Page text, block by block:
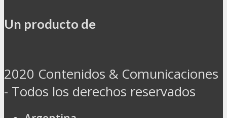
Un producto de
2020 Contenidos & Comunicaciones
- Todos los derechos reservados